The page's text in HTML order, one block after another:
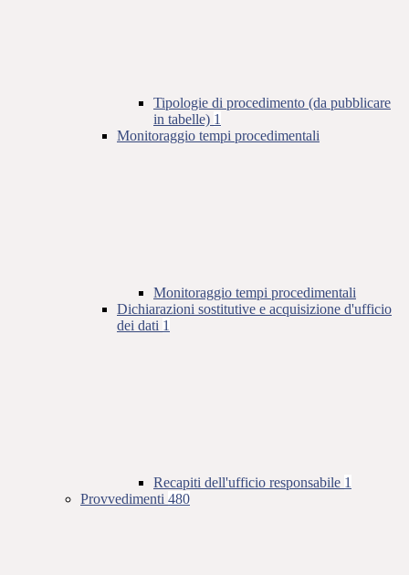
Tipologie di procedimento (da pubblicare
in tabelle) 1
Monitoraggio tempi procedimentali
Monitoraggio tempi procedimentali
Dichiarazioni sostitutive e acquisizione d'ufficio
dei dati 1
Recapiti dell'ufficio responsabile 1
Provvedimenti 480